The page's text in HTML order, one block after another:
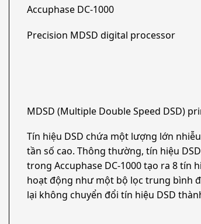
Accuphase DC-1000
Precision MDSD digital processor
MDSD (Multiple Double Speed DSD)
Tín hiệu DSD chứa một lượng lớn
tần số cao. Thông thường, tín hiệu
trong Accuphase DC-1000 tạo ra 8 tín
hoạt động như một bộ lọc trung bình
lại không chuyển đổi tín hiệu DSD